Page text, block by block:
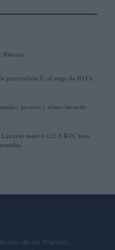
Bitcoin
generación Z: el auge de IOTA
precios y cómo invertir
mueve 121,5 BTC tras
de las finanzas.